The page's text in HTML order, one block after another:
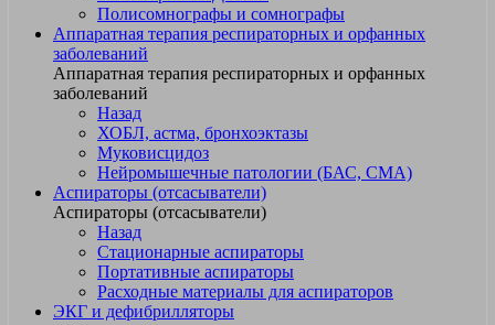
Полисомнографы и сомнографы
Аппаратная терапия респираторных и орфанных
заболеваний
Аппаратная терапия респираторных и орфанных
заболеваний
Назад
ХОБЛ, астма, бронхоэктазы
Муковисцидоз
Нейромышечные патологии (БАС, СМА)
Аспираторы (отсасыватели)
Аспираторы (отсасыватели)
Назад
Стационарные аспираторы
Портативные аспираторы
Расходные материалы для аспираторов
ЭКГ и дефибрилляторы